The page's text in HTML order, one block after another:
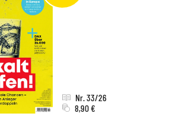
Nr. 33/26
8,90 €